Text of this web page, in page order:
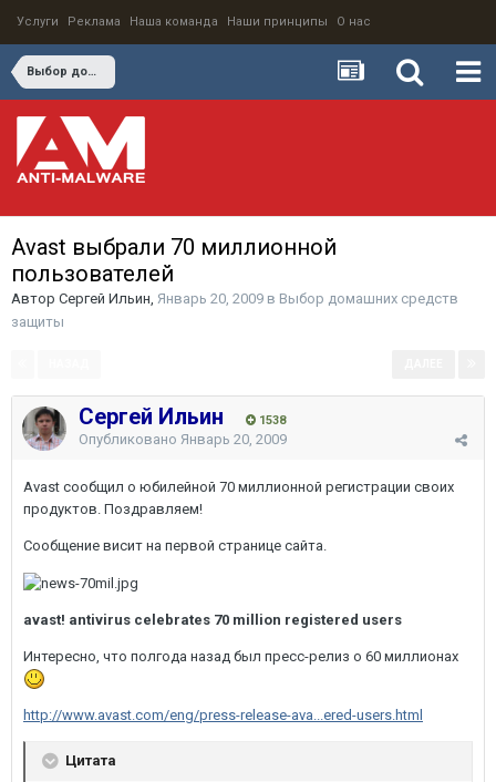
Услуги Реклама Наша команда Наши принципы О нас
Выбор домашних средств защиты
Avast выбрали 70 миллионной
пользователей
Автор Сергей Ильин, Январь 20, 2009 в Выбор домашних средств
защиты
Сергей Ильин 1538
Опубликовано Январь 20, 2009
Avast сообщил о юбилейной 70 миллионной регистрации своих
продуктов. Поздравляем!
Сообщение висит на первой странице сайта.
avast! antivirus celebrates 70 million registered users
Интересно, что полгода назад был пресс-релиз о 60 миллионах
http://www.avast.com/eng/press-release-ava...ered-users.html
Цитата